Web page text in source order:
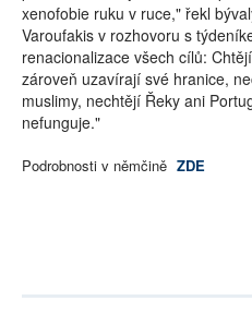
xenofobie ruku v ruce," řekl
Varoufakis v rozhovoru s
renacionalizace všech cílů:
zároveň uzavírají své hranice,
muslimy, nechtějí Řeky ani
nefunguje."
Podrobnosti v němčině ZDE